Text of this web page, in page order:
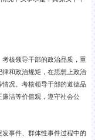
核领导干部的政治品质，重
和政治规矩，在思想上政治
况。考核领导干部的道德品
洁等价值观，遵守社会公
事件、群体性事件过程中的